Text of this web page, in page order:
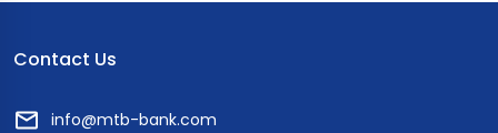
ပြုလုပ်ခဲ့ကြပါသည်။ ဒီသင်တန်းမှာ Green & Blue VCM
နှင့် ဒေါ်သီသီဖြိုးဦး (CTO) တို့က Green Economy ဖော်ဆောင်ရာမှာ
Contact Us
info@mtb-bank.com